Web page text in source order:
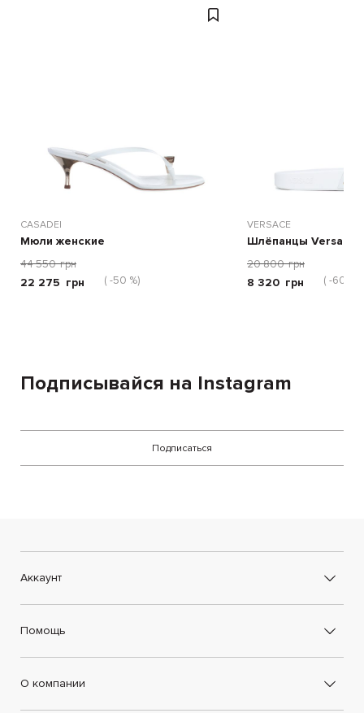
CASADEI
Мюли женские
44 550 грн
22 275 грн ( -50 %)
VERSACE
Шлёпанцы Versace
20 800 грн
8 320 грн ( -60 %)
Подписывайся на Instagram
Подписаться
Аккаунт
Помощь
О компании